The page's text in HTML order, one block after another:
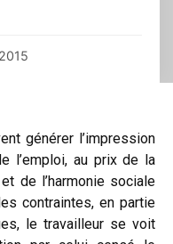
générer l’impression
l’emploi, au prix de la
de l’harmonie sociale
contraintes, en partie
le travailleur se voit